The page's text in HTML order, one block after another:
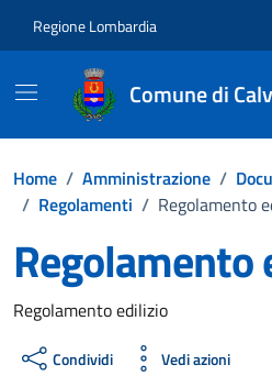
Regione Lombardia
Comune di
Home / Amministrazione /
/ Regolamenti / Regolamento
Regolamento
Dettagli del
Regolamento edilizio
Condividi Vedi azioni